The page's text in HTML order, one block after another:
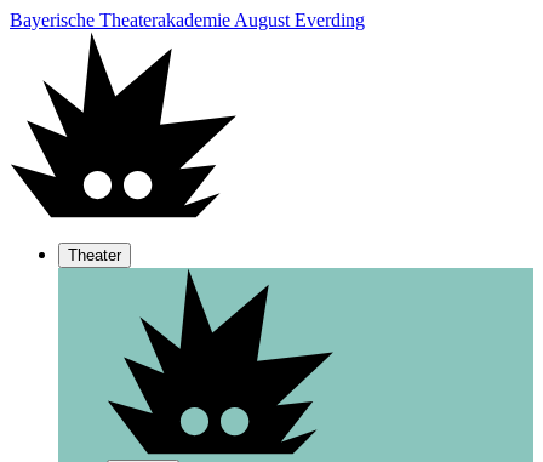
Bayerische Theaterakademie August Everding
Theater